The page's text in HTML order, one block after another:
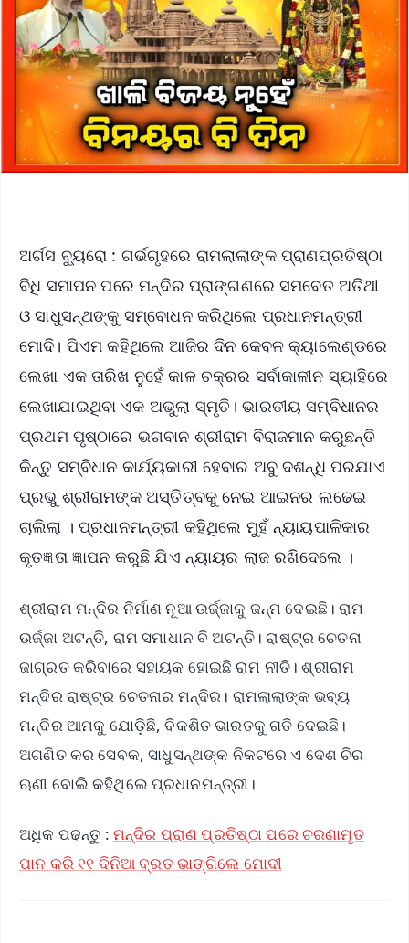
ଅର୍ଗସ ବ୍ୟୁରୋ : ଗର୍ଭଗୃହରେ ରାମଲାଲାଙ୍କ ପ୍ରାଣପ୍ରତିଷ୍ଠା
ବିଧି ସମାପନ ପରେ ମନ୍ଦିର ପ୍ରାଙ୍ଗଣରେ ସମବେତ ଅତିଥୀ
ଓ ସାଧୁସନ୍ଥଙ୍କୁ ସମ୍ବୋଧନ କରିଥିଲେ ପ୍ରଧାନମନ୍ତ୍ରୀ
ମୋଦି। ପିଏମ କହିଥିଲେ ଆଜିର ଦିନ କେବଳ କ୍ୟାଲେଣ୍ଡରେ
ଲେଖା ଏକ ତାରିଖ ନୁହେଁ କାଳ ଚକ୍ରର ସର୍ବାକାଳୀନ ସ୍ୟାହିରେ
ଲେଖାଯାଇଥିବା ଏକ ଅଭୁଲା ସ୍ମୃତି। ଭାରତୀୟ ସମ୍ବିଧାନର
ପ୍ରଥମ ପୃଷ୍ଠାରେ ଭଗବାନ ଶ୍ରୀରାମ ବିରାଜମାନ କରୁଛନ୍ତି
କିନ୍ତୁ ସମ୍ବିଧାନ କାର୍ଯ୍ୟକାରୀ ହେବାର ଅବୁ ଦଶନ୍ଧି ପରଯାଏ
ପ୍ରଭୁ ଶ୍ରୀରାମଙ୍କ ଅସ୍ତିତ୍ବକୁ ନେଇ ଆଇନର ଲଢେଇ
ଚାଲିଲା । ପ୍ରଧାନମନ୍ତ୍ରୀ କହିଥିଲେ ମୁହଁ ନ୍ୟାୟପାଳିକାର
କୃତଜ୍ଞତା ଜ୍ଞାପନ କରୁଛି ଯିଏ ନ୍ୟାୟର ଲାଜ ରଖିଦେଲେ ।
ଶ୍ରୀରାମ ମନ୍ଦିର ନିର୍ମାଣ ନୂଆ ଉର୍ଜ୍ଜାକୁ ଜନ୍ମ ଦେଇଛି। ରାମ
ଉର୍ଜ୍ଜା ଅଟନ୍ତି, ରାମ ସମାଧାନ ବି ଅଟନ୍ତି। ରାଷ୍ଟ୍ର ଚେତନା
ଜାଗ୍ରତ କରିବାରେ ସହାୟକ ହୋଇଛି ରାମ ନୀତି। ଶ୍ରୀରାମ
ମନ୍ଦିର ରାଷ୍ଟ୍ର ଚେତନାର ମନ୍ଦିର। ରାମଲାଲାଙ୍କ ଭବ୍ୟ
ମନ୍ଦିର ଆମକୁ ଯୋଡ଼ିଛି, ବିକଶିତ ଭାରତକୁ ଗତି ଦେଇଛି।
ଅଗଣିତ କର ସେବକ, ସାଧୁସନ୍ଥଙ୍କ ନିକଟରେ ଏ ଦେଶ ଚିର
ଋଣୀ ବୋଲି କହିଥିଲେ ପ୍ରଧାନମନ୍ତ୍ରୀ।
ଅଧିକ ପଢନ୍ତୁ : ମନ୍ଦିର ପ୍ରାଣ ପ୍ରତିଷ୍ଠା ପରେ ଚରଣାମୃତ
ପାନ କରି ୧୧ ଦିନିଆ ବ୍ରତ ଭାଙ୍ଗିଲେ ମୋଦୀ